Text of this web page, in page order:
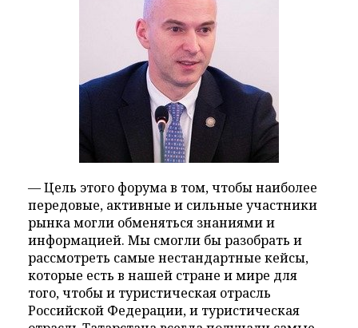
— Цель этого форума в том, чтобы наиболее
передовые, активные и сильные участники
рынка могли обменяться знаниями и
информацией. Мы смогли бы разобрать и
рассмотреть самые нестандартные кейсы,
которые есть в нашей стране и мире для
того, чтобы и туристическая отрасль
Российской Федерации, и туристическая